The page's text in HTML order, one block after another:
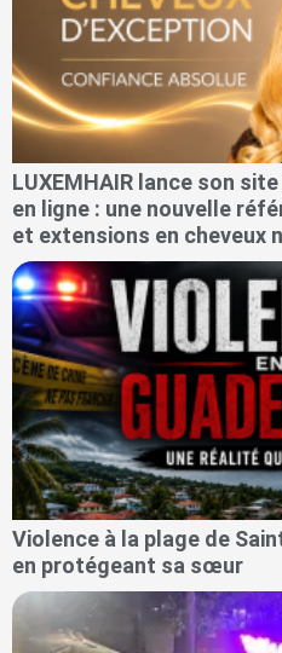
LUXEMHAIR lance son
en ligne : une nouvelle
et extensions en cheveux
Violence à la plage de
en protégeant sa sœur